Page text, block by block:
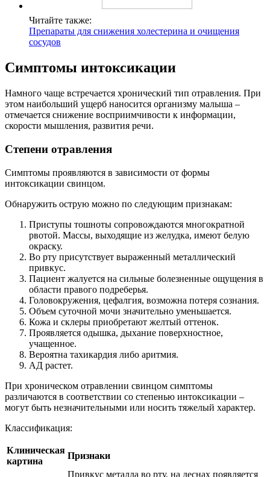
Читайте также:
Препараты для снижения холестерина и очищения
сосудов
Симптомы интоксикации
Намного чаще встречается хронический тип отравления. При
этом наибольший ущерб наносится организму малыша –
отмечается снижение восприимчивости к информации,
скорости мышления, развития речи.
Степени отравления
Симптомы проявляются в зависимости от формы
интоксикации свинцом.
Обнаружить острую можно по следующим признакам:
Приступы тошноты сопровождаются многократной
рвотой. Массы, выходящие из желудка, имеют белую
окраску.
Во рту присутствует выраженный металлический
привкус.
Пациент жалуется на сильные болезненные ощущения в
области правого подреберья.
Головокружения, цефалгия, возможна потеря сознания.
Объем суточной мочи значительно уменьшается.
Кожа и склеры приобретают желтый оттенок.
Проявляется одышка, дыхание поверхностное,
учащенное.
Вероятна тахикардия либо аритмия.
АД растет.
При хроническом отравлении свинцом симптомы
различаются в соответствии со степенью интоксикации –
могут быть незначительными или носить тяжелый характер.
Классификация:
Клиническая
картина
Признаки
Привкус металла во рту, на деснах появляется